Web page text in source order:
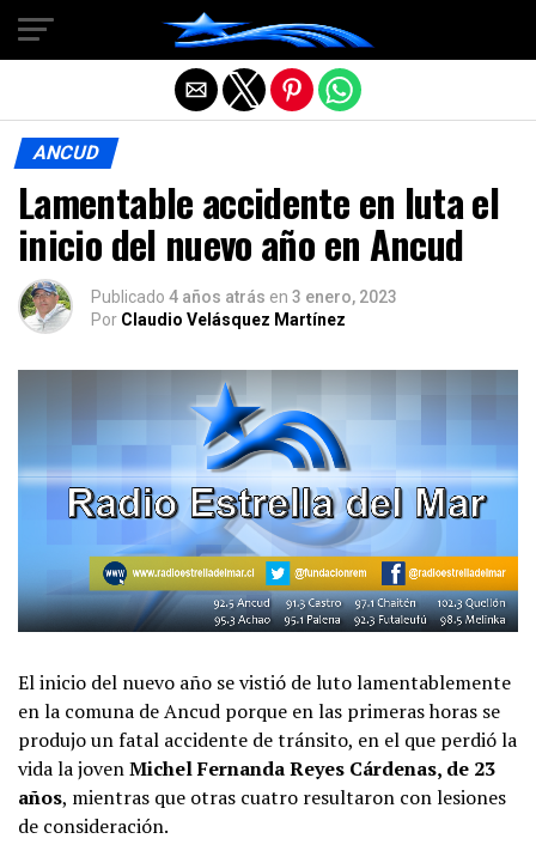
ANCUD
Lamentable accidente en luta el
inicio del nuevo año en Ancud
Publicado 4 años atrás en 3 enero, 2023
Por Claudio Velásquez Martínez
El inicio del nuevo año se vistió de luto lamentablemente
en la comuna de Ancud porque en las primeras horas se
produjo un fatal accidente de tránsito, en el que perdió la
vida la jovenMichel Fernanda Reyes Cárdenas, de 23
años, mientras que otras cuatro resultaron con lesiones
de consideración.
Salir de la versión móvil